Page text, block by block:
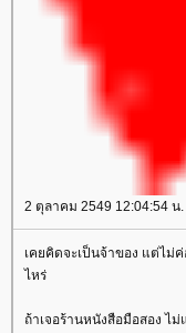
2 ตุลาคม 2549 12:04:54 น.
เคยคิดจะเป็นจ้าของ แต่ไม่
ไหร่
ถ้าเจอร้านหนังสือมือสอง ไม่